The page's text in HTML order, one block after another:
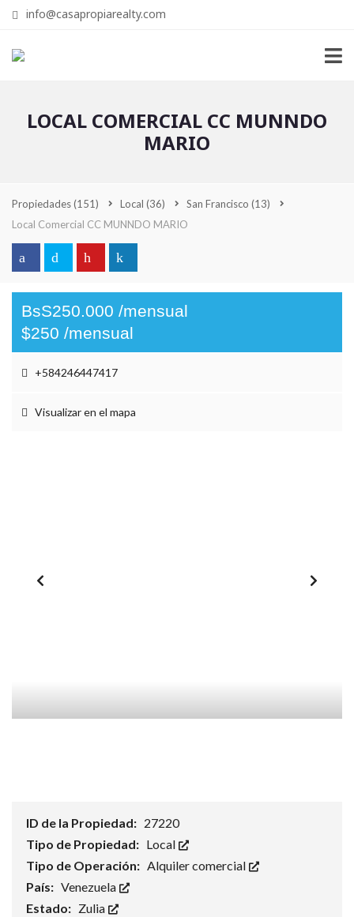
info@casapropiarealty.com
LOCAL COMERCIAL CC MUNNDO
MARIO
Propiedades(151) Local (36) San Francisco (13)
Local Comercial CC MUNNDO MARIO
BsS250.000 /mensual
$250 /mensual
+584246447417
Visualizar en el mapa
ID de la Propiedad: 27220
Tipo de Propiedad: Local
Tipo de Operación: Alquiler comercial
País: Venezuela
Estado: Zulia